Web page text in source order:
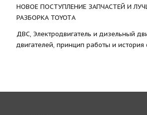
НОВОЕ ПОСТУПЛЕНИЕ ЗАПЧАСТЕЙ И
РАЗБОРКА TOYOTА
ДВС, Электродвигатель и дизельный
двигателей, принцип работы и история